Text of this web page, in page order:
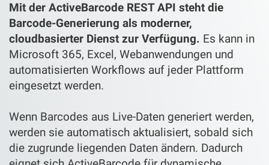
Mit der ActiveBarcode REST API steht die
Barcode-Generierung als moderner,
cloudbasierter Dienst zur Verfügung. Es kann in
Microsoft 365, Excel, Webanwendungen und
automatisierten Workflows auf jeder Plattform
eingesetzt werden.
Wenn Barcodes aus Live-Daten generiert werden,
werden sie automatisch aktualisiert, sobald sich
die zugrunde liegenden Daten ändern. Dadurch